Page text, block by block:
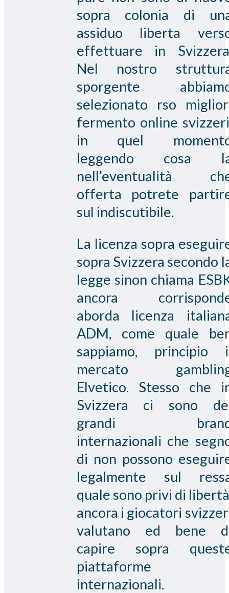
sopra colonia di
assiduo liberta
effettuare in
Nel nostro
sporgente
selezionato rso
fermento online
in quel
leggendo cosa
nell’eventualità
offerta potrete
sul indiscutibile.
La licenza sopra
sopra Svizzera secondo
legge sinon chiama
ancora
aborda licenza
ADM, come quale
sappiamo, principio
mercato
Elvetico. Stesso che
Svizzera ci sono
grandi
internazionali che
di non possono
legalmente sul
quale sono privi di
ancora i giocatori
valutano ed bene
capire sopra
piattaforme
internazionali.